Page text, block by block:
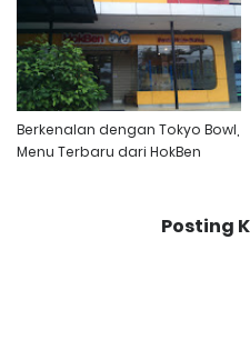
Berkenalan dengan Tokyo Bowl,
Menu Terbaru dari HokBen
Posting